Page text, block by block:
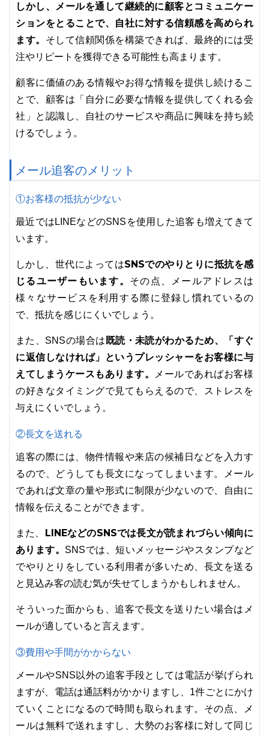
しかし、メールを通して継続的に顧客とコミュニケー
ションをとることで、自社に対する信頼感を高められ
ます。
そして信頼関係を構築できれば、最終的には受
注やリピートを獲得できる可能性も高まります。
顧客に価値のある情報やお得な情報を提供し続けるこ
とで、顧客は「自分に必要な情報を提供してくれる会
社」と認識し、自社のサービスや商品に興味を持ち続
けるでしょう。
メール追客のメリット
①お客様の抵抗が少ない
最近ではLINEなどのSNSを使用した追客も増えてきて
います。
しかし、世代によってはSNSでのやりとりに抵抗を感
じるユーザーもいます。
その点、メールアドレスは
様々なサービスを利用する際に登録し慣れているの
で、抵抗を感じにくいでしょう。
また、SNSの場合は既読・未読がわかるため、「すぐ
に返信しなければ」というプレッシャーをお客様に与
えてしまうケースもあります。
メールであればお客様
の好きなタイミングで見てもらえるので、ストレスを
与えにくいでしょう。
②長文を送れる
追客の際には、物件情報や来店の候補日などを入力す
るので、どうしても長文になってしまいます。メール
であれば文章の量や形式に制限が少ないので、自由に
情報を伝えることができます。
また、 LINEなどのSNSでは長文が読まれづらい傾向に
あります。
SNSでは、短いメッセージやスタンプなど
でやりとりをしている利用者が多いため、長文を送る
と見込み客の読む気が失せてしまうかもしれません。
そういった面からも、追客で長文を送りたい場合はメ
ールが適していると言えます。
③費用や手間がかからない
メールやSNS以外の追客手段としては電話が挙げられ
ますが、電話は通話料がかかりますし、1件ごとにかけ
ていくことになるので時間も取られます。その点、メ
ールは無料で送れますし、大勢のお客様に対して同じ